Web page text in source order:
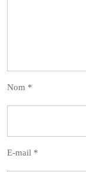
Nom *
E-mail *